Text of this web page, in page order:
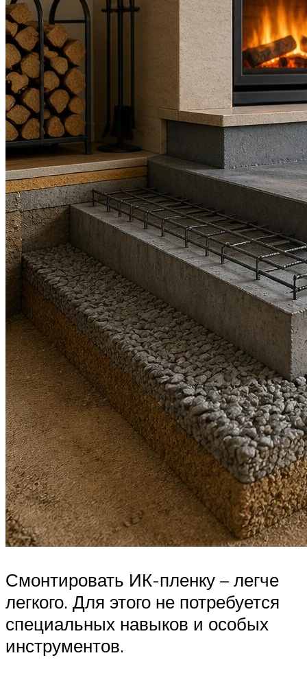
Смонтировать ИК-пленку – легче
легкого. Для этого не потребуется
специальных навыков и особых
инструментов.